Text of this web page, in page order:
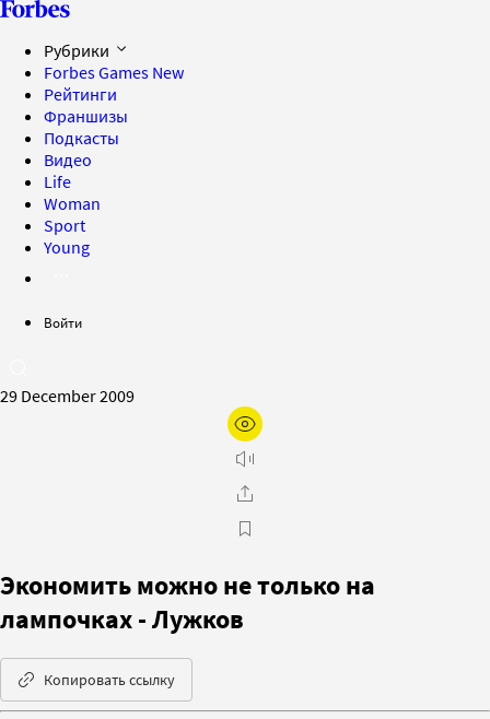
Рубрики
Forbes Games New
Рейтинги
Франшизы
Подкасты
Видео
Life
Woman
Sport
Young
Войти
29 December 2009
Экономить можно не только на
лампочках - Лужков
Копировать ссылку